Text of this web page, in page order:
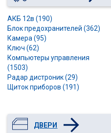
АКБ 12в (190)
Блок предохранителей (362)
Камера (95)
Ключ (62)
Компьютеры управления
(1503)
Радар дистроник (29)
Щиток приборов (191)
ДВЕРИ